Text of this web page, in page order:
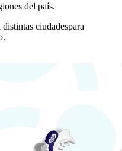
del país.
ciudadespara